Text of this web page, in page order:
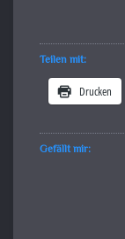
Teilen mit:
Drucken
Gefällt mir: